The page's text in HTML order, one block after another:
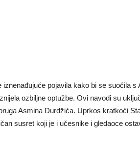
iznenađujuće pojavila kako bi se suočila s
ozbiljne optužbe. Ovi navodi su
Asmina Durdžića. Uprkos kratkoći
susret koji je i učesnike i gledaoce